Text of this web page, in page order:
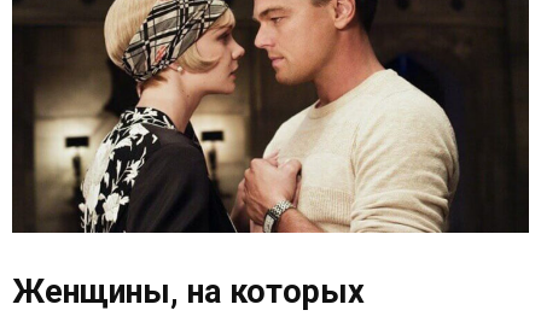
Женщины, на которых